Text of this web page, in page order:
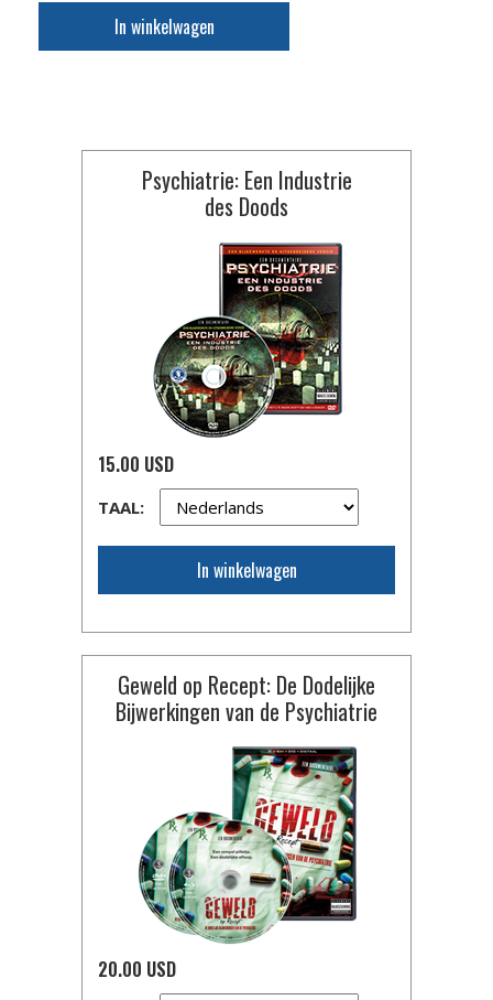
In winkelwagen
Psychiatrie: Een Industrie
des Doods
15.00 USD
TAAL:
In winkelwagen
Geweld op Recept: De Dodelijke
Bijwerkingen van de Psychiatrie
20.00 USD